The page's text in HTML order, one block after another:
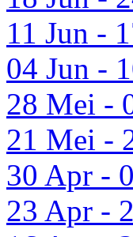
11 Jun -
04 Jun -
28 Mei -
21 Mei -
30 Apr -
23 Apr -